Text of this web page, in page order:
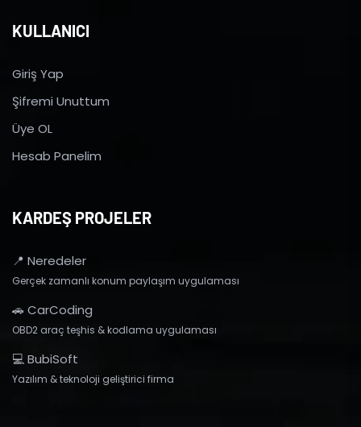
KULLANICI
Giriş Yap
Şifremi Unuttum
Üye OL
Hesab Panelim
KARDEŞ PROJELER
📍 Neredeler
Gerçek zamanlı konum paylaşım uygulaması
🚗 CarCoding
OBD2 araç teşhis & kodlama uygulaması
💻 BubiSoft
Yazılım & teknoloji geliştirici firma